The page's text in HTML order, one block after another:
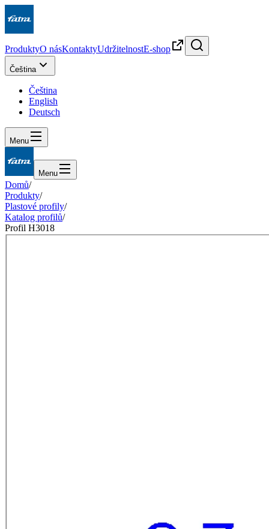
ProduktyO násKontaktyUdržitelnostE-shop
Čeština
Čeština
English
Deutsch
Menu
Menu
Domů/
Produkty/
Plastové profily/
Katalog profilů/
Profil H3018